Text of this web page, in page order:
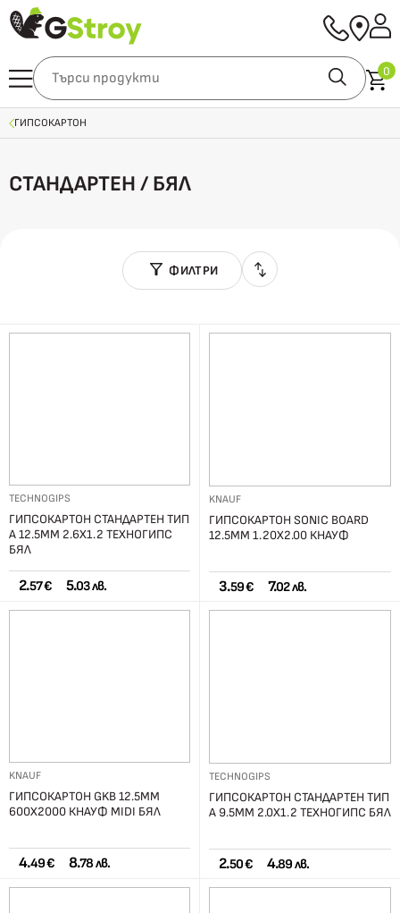
0
ГИПСОКАРТОН
СТАНДАРТЕН / БЯЛ
ФИЛТРИ
TECHNOGIPS
ГИПСОКАРТОН СТАНДАРТЕН ТИП
A 12.5ММ 2.6Х1.2 ТЕХНОГИПС
БЯЛ
2.57 € 5.03 лв.
KNAUF
ГИПСОКАРТОН SONIC BOARD
12.5ММ 1.20Х2.00 КНАУФ
3.59 € 7.02 лв.
KNAUF
ГИПСОКАРТОН GKB 12.5ММ
600Х2000 КНАУФ MIDI БЯЛ
4.49 € 8.78 лв.
TECHNOGIPS
ГИПСОКАРТОН СТАНДАРТЕН ТИП
A 9.5ММ 2.0Х1.2 ТЕХНОГИПС БЯЛ
2.50 € 4.89 лв.